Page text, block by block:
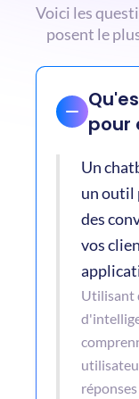
Voici les
posent le
pour
Un
un outil
des
vos
Utilisant